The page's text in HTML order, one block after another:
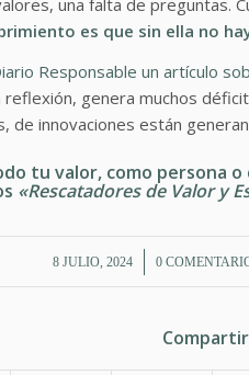
una falta de preguntas.
es que sin ella no
Responsable un artículo
genera muchos
de innovaciones están
tu valor, como persona
«Rescatadores de Valor y
8 JULIO, 2024
/ 0 /